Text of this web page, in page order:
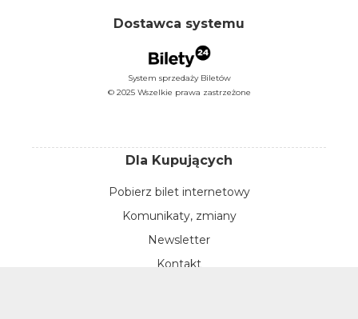
Dostawca systemu
System sprzedaży Biletów
© 2025 Wszelkie prawa zastrzeżone
Dla Kupujących
Pobierz bilet internetowy
Komunikaty, zmiany
Newsletter
Kontakt